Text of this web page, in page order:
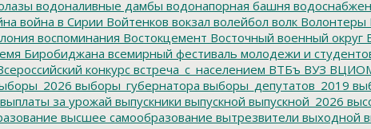
водоналивные дамбы водонапорная башня
война в Сирии Войтенков вокзал волейбол волк Волонтеры
воспоминания Востокцемент Восточный военный округ
Биробиджана всемирный фестиваль молодежи и
конкурсвстреча_с_населением ВТБъ ВУЗ
выборы_губернатора выборы_депутатов_2019
выплаты за урожай выпускники выпускной выпускной_2026
высшее самообразование вытрезвители выходной